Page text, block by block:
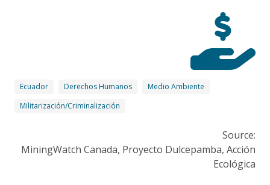
Ecuador Derechos Humanos
Medio Ambiente
Militarización/Criminalización
Source:
MiningWatch Canada, Proyecto Dulcepamba, Acción
Ecológica